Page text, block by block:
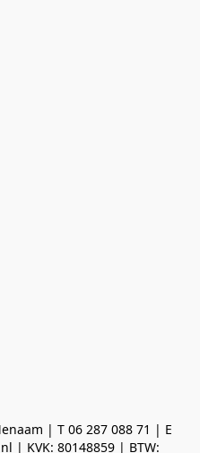
| T 06 287 088 71 | E
| KVK: 80148859 | BTW: